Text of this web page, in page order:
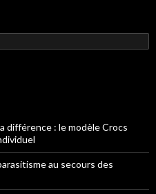
différence : le modèle Crocs
au secours des